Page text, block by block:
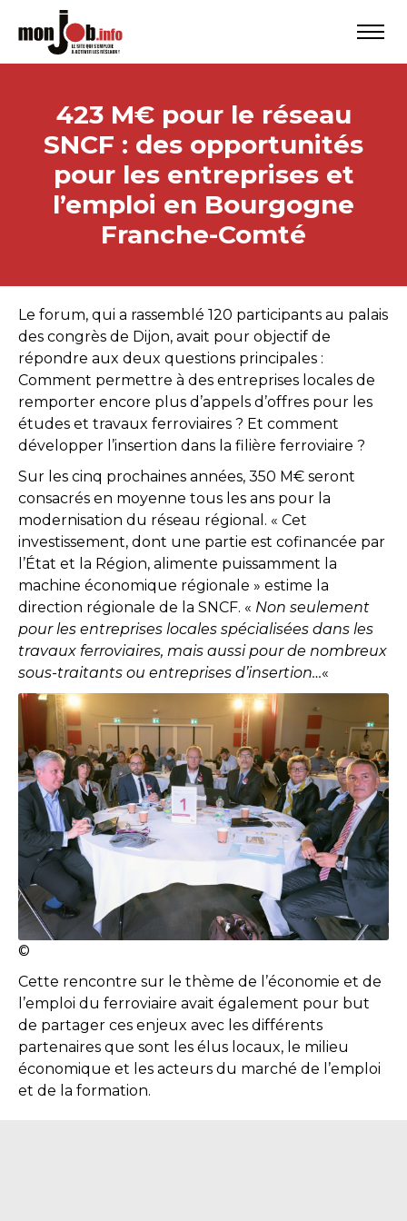
423 M€ pour le réseau
SNCF : des opportunités
pour les entreprises et
l’emploi en Bourgogne
Franche-Comté
Le forum, qui a rassemblé 120 participants au palais
des congrès de Dijon, avait pour objectif de
répondre aux deux questions principales :
Comment permettre à des entreprises locales de
remporter encore plus d’appels d’offres pour les
études et travaux ferroviaires ? Et comment
développer l’insertion dans la filière ferroviaire ?
Sur les cinq prochaines années, 350 M€ seront
consacrés en moyenne tous les ans pour la
modernisation du réseau régional. « Cet
investissement, dont une partie est cofinancée par
l’État et la Région, alimente puissamment la
machine économique régionale » estime la
direction régionale de la SNCF. « Non seulement
pour les entreprises locales spécialisées dans les
travaux ferroviaires, mais aussi pour de nombreux
sous-traitants ou entreprises d’insertion…«
©
Cette rencontre sur le thème de l’économie et de
l’emploi du ferroviaire avait également pour but
de partager ces enjeux avec les différents
partenaires que sont les élus locaux, le milieu
économique et les acteurs du marché de l’emploi
et de la formation.